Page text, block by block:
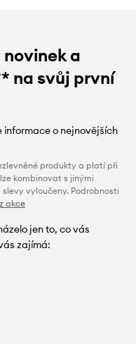
a
na svůj první
informace o nejnovějších
produkty a platí při
kombinovat s jinými
vyloučeny. Podrobnosti
akce
jen to, co vás
zajímá: